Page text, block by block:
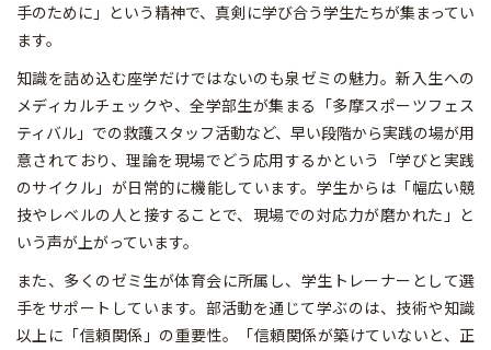
手のために」という精神で、真剣に学び合う学生たちが集まってい
ます。
知識を詰め込む座学だけではないのも泉ゼミの魅力。新入生への
メディカルチェックや、全学部生が集まる「多摩スポーツフェス
ティバル」での救護スタッフ活動など、早い段階から実践の場が用
意されており、理論を現場でどう応用するかという「学びと実践
のサイクル」が日常的に機能しています。学生からは「幅広い競
技やレベルの人と接することで、現場での対応力が磨かれた」と
いう声が上がっています。
また、多くのゼミ生が体育会に所属し、学生トレーナーとして選
手をサポートしています。部活動を通じて学ぶのは、技術や知識
以上に「信頼関係」の重要性。「信頼関係が築けていないと、正